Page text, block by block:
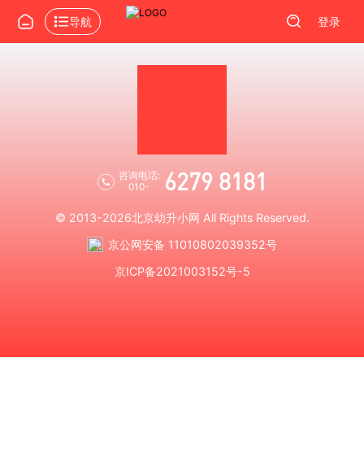
导航 登录
咨询电话:
010-
6279 8181
© 2013-2026北京幼升小网 All Rights Reserved.
京公网安备 11010802039352号
京ICP备2021003152号-5